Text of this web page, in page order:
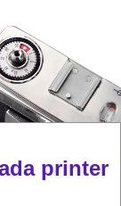
printer